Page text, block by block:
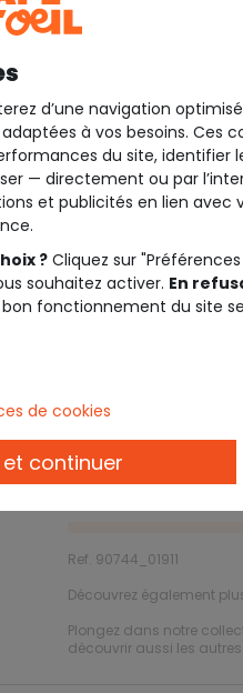
Ref. 90744_01911
Découvrez également
Plongez dans notre
découvrir aussi les
d’une navigation
à vos besoins. Ces
du site, identifier
— directement ou par
et publicités en lien avec
? Cliquez sur
souhaitez activer. En
bon fonctionnement du site
de cookies
continuer